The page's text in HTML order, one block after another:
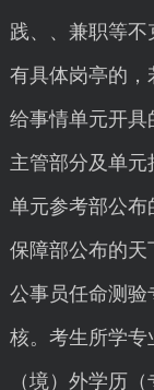
践、、兼职等
有具体岗亭的
给事情单元开具
主管部分及单
单元参考部公布
保障部公布的天
公事员任命测验
核。考生所学专
（境）外学历